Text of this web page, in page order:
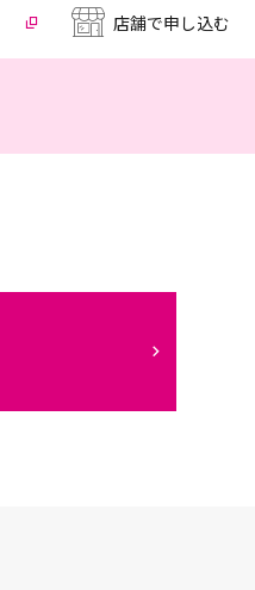
店舗で申し込む